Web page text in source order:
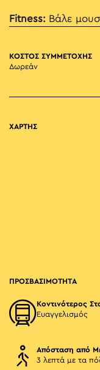
Fitness: Βάλε
ΚΟΣΤΟΣ ΣΥΜΜΕΤΟΧΗΣ
Δωρεάν
ΧΑΡΤΗΣ
ΠΡΟΣΒΑΣΙΜΟΤΗΤΑ
Κοντινότερος
Ευαγγελισμός
Απόσταση από
3 λεπτά με τα